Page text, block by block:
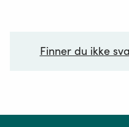
Finner du ikke